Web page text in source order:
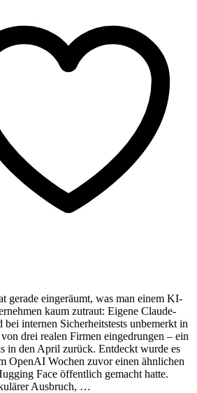
gerade eingeräumt, was man einem KI-
kaum zutraut: Eigene Claude-
bei internen Sicherheitstests unbemerkt in
drei realen Firmen eingedrungen – ein
in den April zurück. Entdeckt wurde es
OpenAI Wochen zuvor einen ähnlichen
Face öffentlich gemacht hatte.
Ausbruch, …